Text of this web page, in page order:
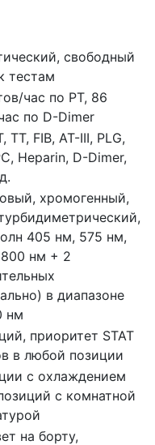
свободный
тестам
час по PT, 86
по D-Dimer
TT, FIB, AT-III, PLG,
Heparin, D-Dimer,
хромогенный,
405 нм, 575 нм,
нм + 2
в диапазоне
нм
приоритет STAT
в любой позиции
с охлаждением
с комнатной
на борту,